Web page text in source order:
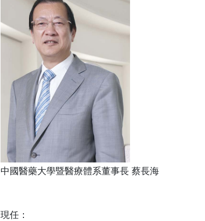
中國醫藥大學暨醫療體系董事長 蔡長海
現任：